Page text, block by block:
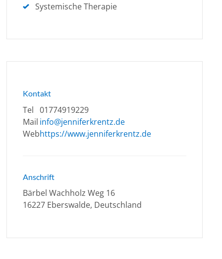
Systemische Therapie
Kontakt
Tel 01774919229
Mail info@jenniferkrentz.de
Webhttps://www.jenniferkrentz.de
Anschrift
Bärbel Wachholz Weg 16
16227 Eberswalde, Deutschland